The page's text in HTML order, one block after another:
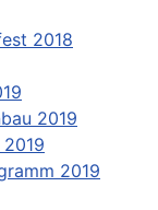
2018
2019
2019